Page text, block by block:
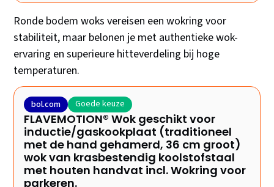
Ronde bodem woks vereisen een wokring voor
stabiliteit, maar belonen je met authentieke wok-
ervaring en superieure hitteverdeling bij hoge
temperaturen.
bol.com Goede keuze
FLAVEMOTION® Wok geschikt voor
inductie/gaskookplaat (traditioneel
met de hand gehamerd, 36 cm groot)
wok van krasbestendig koolstofstaal
met houten handvat incl. Wokring voor
parkeren.